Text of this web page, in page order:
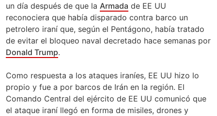
un día después de que la Armada de EE UU
reconociera que había disparado contra barco un
petrolero iraní que, según el Pentágono, había tratado
de evitar el bloqueo naval decretado hace semanas por
Donald Trump.
Como respuesta a los ataques iraníes, EE UU hizo lo
propio y fue a por barcos de Irán en la región. El
Comando Central del ejército de EE UU comunicó que
el ataque iraní llegó en forma de misiles, drones y